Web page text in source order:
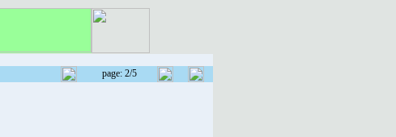
page: 2/5